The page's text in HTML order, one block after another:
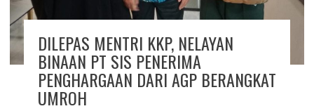
DILEPAS MENTRI KKP, NELAYAN
BINAAN PT SIS PENERIMA
PENGHARGAAN DARI AGP BERANGKAT
UMROH